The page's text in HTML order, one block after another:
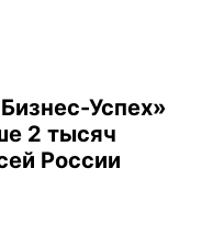
Успех»
2 тысяч
России